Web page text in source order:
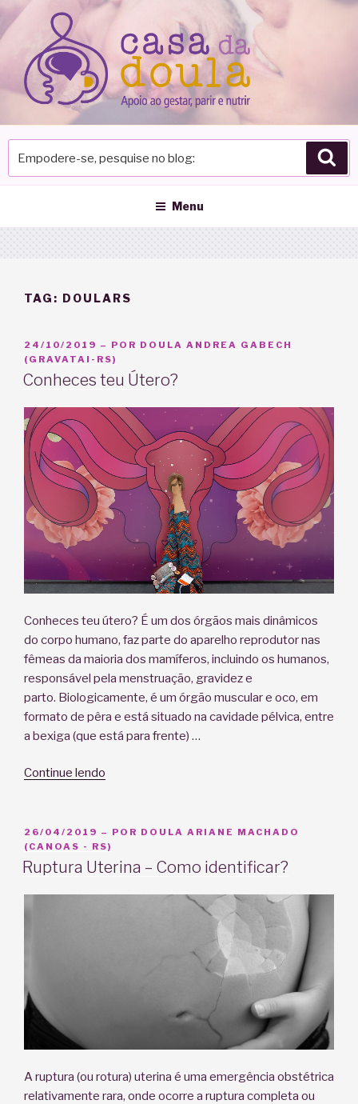
Pular
para
conteúdo
pesquise
blog
Menu
TAG: DOULARS
PUBLICADO
EM
24/10/2019 – POR DOULA ANDREA GABECH
(GRAVATAI-RS)
Conheces teu Útero?
Conheces teu útero? É um dos órgãos mais dinâmicos
do corpo humano, faz parte do aparelho reprodutor nas
fêmeas da maioria dos mamíferos, incluindo os humanos,
responsável pela menstruação, gravidez e
parto. Biologicamente, é um órgão muscular e oco, em
formato de pêra e está situado na cavidade pélvica, entre
a bexiga (que está para frente) …
Continue lendo
PUBLICADO
EM
26/04/2019 – POR DOULA ARIANE MACHADO
(CANOAS - RS)
Ruptura Uterina – Como identificar?
A ruptura (ou rotura) uterina é uma emergência obstétrica
relativamente rara, onde ocorre a ruptura completa ou